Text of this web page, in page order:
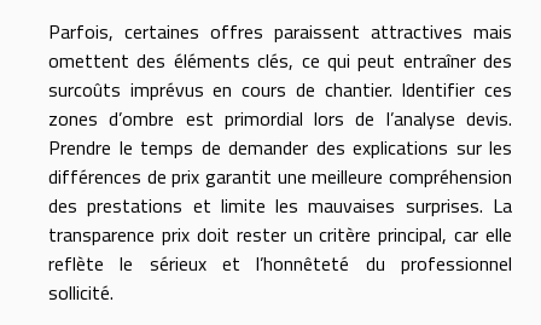
Parfois, certaines offres paraissent attractives mais
omettent des éléments clés, ce qui peut entraîner des
surcoûts imprévus en cours de chantier. Identifier ces
zones d’ombre est primordial lors de l’analyse devis.
Prendre le temps de demander des explications sur les
différences de prix garantit une meilleure compréhension
des prestations et limite les mauvaises surprises. La
transparence prix doit rester un critère principal, car elle
reflète le sérieux et l’honnêteté du professionnel
sollicité.